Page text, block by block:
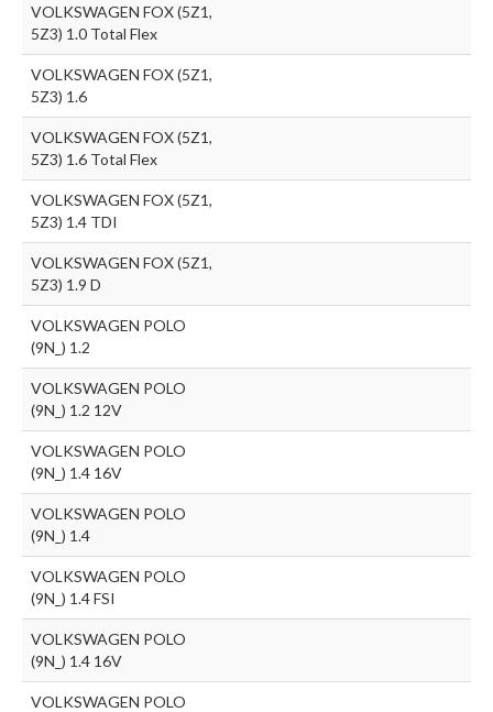
VOLKSWAGEN FOX (5Z1,
5Z3) 1.0 Total Flex
VOLKSWAGEN FOX (5Z1,
5Z3) 1.6
VOLKSWAGEN FOX (5Z1,
5Z3) 1.6 Total Flex
VOLKSWAGEN FOX (5Z1,
5Z3) 1.4 TDI
VOLKSWAGEN FOX (5Z1,
5Z3) 1.9 D
VOLKSWAGEN POLO
(9N_) 1.2
VOLKSWAGEN POLO
(9N_) 1.2 12V
VOLKSWAGEN POLO
(9N_) 1.4 16V
VOLKSWAGEN POLO
(9N_) 1.4
VOLKSWAGEN POLO
(9N_) 1.4 FSI
VOLKSWAGEN POLO
(9N_) 1.4 16V
VOLKSWAGEN POLO